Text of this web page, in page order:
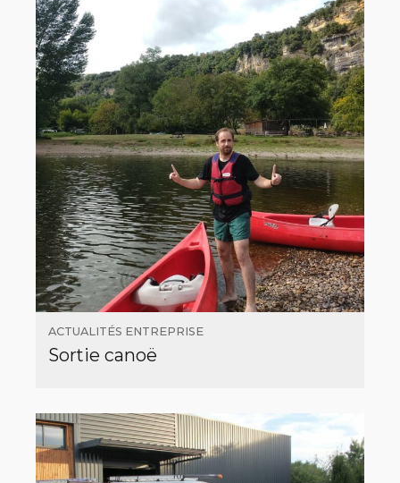
ACTUALITÉS ENTREPRISE
Sortie canoë